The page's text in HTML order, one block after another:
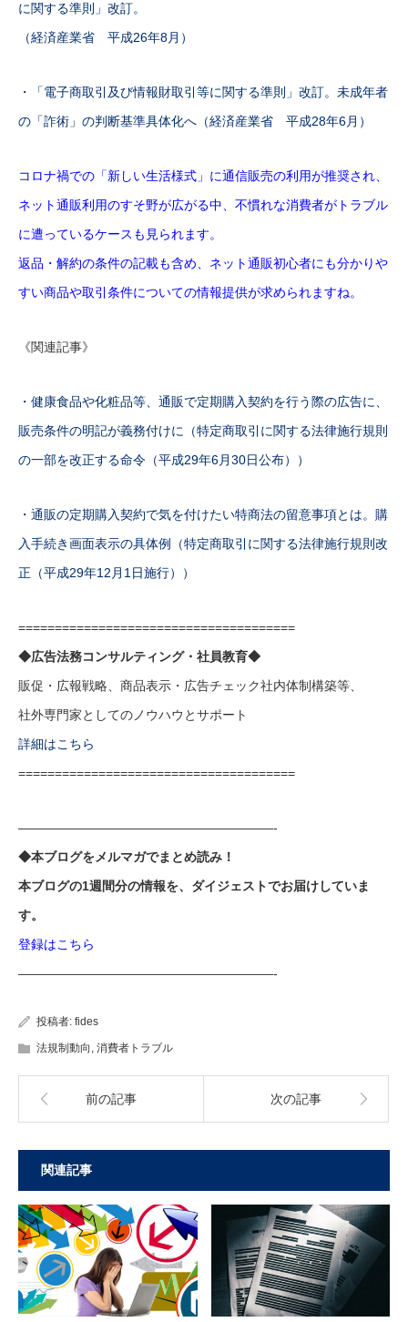
に関する準則」改訂。
（経済産業省 平成26年8月）
・「電子商取引及び情報財取引等に関する準則」改訂。未成年者
の「詐術」の判断基準具体化へ（経済産業省 平成28年6月）
コロナ禍での「新しい生活様式」に通信販売の利用が推奨され、
ネット通販利用のすそ野が広がる中、不慣れな消費者がトラブル
に遭っているケースも見られます。
返品・解約の条件の記載も含め、ネット通販初心者にも分かりや
すい商品や取引条件についての情報提供が求められますね。
《関連記事》
・健康食品や化粧品等、通販で定期購入契約を行う際の広告に、
販売条件の明記が義務付けに（特定商取引に関する法律施行規則
の一部を改正する命令（平成29年6月30日公布））
・通販の定期購入契約で気を付けたい特商法の留意事項とは。購
入手続き画面表示の具体例（特定商取引に関する法律施行規則改
正（平成29年12月1日施行））
======================================
◆広告法務コンサルティング・社員教育◆
販促・広報戦略、商品表示・広告チェック社内体制構築等、
社外専門家としてのノウハウとサポート
詳細はこちら
======================================
————————————————————-
◆本ブログをメルマガでまとめ読み！
本ブログの1週間分の情報を、ダイジェストでお届けしていま
す。
登録はこちら
————————————————————-
投稿者: fides
法規制動向 , 消費者トラブル
前の記事 次の記事
関連記事